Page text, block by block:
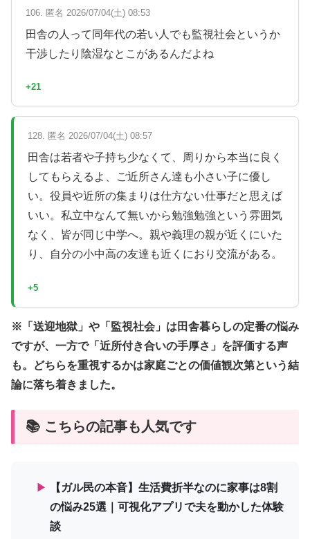
106. 匿名 2026/07/04(土) 08:53
田舎の人って同年代の若い人でも監視社会というか
干渉したり陰湿なとこがあるんだよね
+21
128. 匿名 2026/07/04(土) 08:57
田舎は若者や子持ち少なくて、周りから本当に良く
してもらえるよ、ご近所さん達も小さい子に優し
い。役員や近所の集まりは仕方ない仕事だと思えば
いい。私立中なんて無いから勉強勉強という雰囲気
なく、皆が同じ中学へ。親や義理の親が近くにいた
り、自分の小中高の友達も近くにおり交流がある。
+5
※「送迎地獄」や「監視社会」は田舎暮らしの定番の悩み
ですが、一方で「近所付き合いの手厚さ」を評価する声
も。どちらを重視するかは家庭ごとの価値観次第という結
論に落ち着きました。
📚 こちらの記事も人気です
▶
【ガル民の本音】生活費折半なのに家事は8割
の悩み25選｜可視化アプリで夫を動かした体験
談